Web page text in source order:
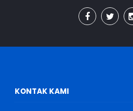
KONTAK KAMI